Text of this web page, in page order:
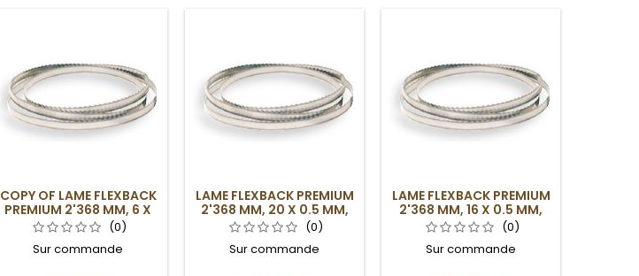
COPY OF LAME FLEXBACK
PREMIUM 2'368 MM, 6 X
0.5 MM, 6DPP
(0)
Sur commande
LAME FLEXBACK PREMIUM
2'368 MM, 20 X 0.5 MM,
4DPP
(0)
Sur commande
LAME FLEXBACK PREMIUM
2'368 MM, 16 X 0.5 MM,
4DPP
(0)
Sur commande